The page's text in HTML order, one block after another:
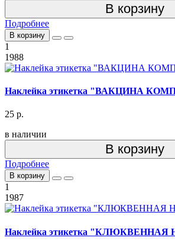
В корзину
Подробнее
В корзину
1
1988
Наклейка этикетка "ВАКЦИНА
25 р.
в наличии
В корзину
Подробнее
В корзину
1
1987
Наклейка этикетка